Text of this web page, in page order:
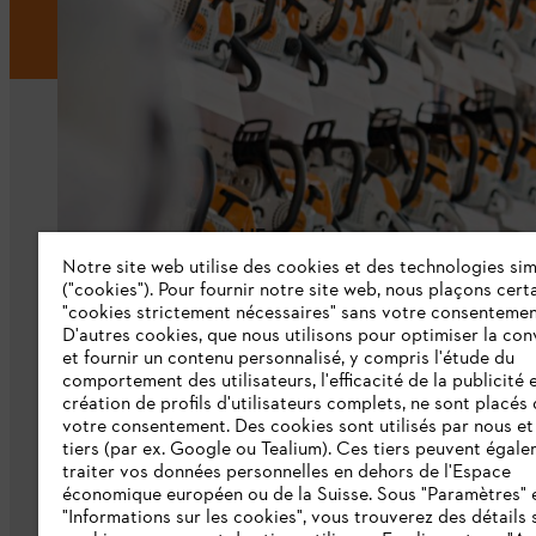
L'Entreprise
À propos de nous
Catalogue
Informations aux fournisseurs
Système d'alerte STIHL
Notre site web utilise des cookies et des technologies
("cookies"). Pour fournir notre site web, nous plaçons
"cookies strictement nécessaires" sans votre
D'autres cookies, que nous utilisons pour optimiser la
et fournir un contenu personnalisé, y compris l'étude du
comportement des utilisateurs, l'efficacité de la publicité
création de profils d'utilisateurs complets, ne sont placés
votre consentement. Des cookies sont utilisés par nous
tiers (par ex. Google ou Tealium). Ces tiers peuvent
traiter vos données personnelles en dehors de l'Espace
économique européen ou de la Suisse. Sous "Paramètres"
"Informations sur les cookies", vous trouverez des détails